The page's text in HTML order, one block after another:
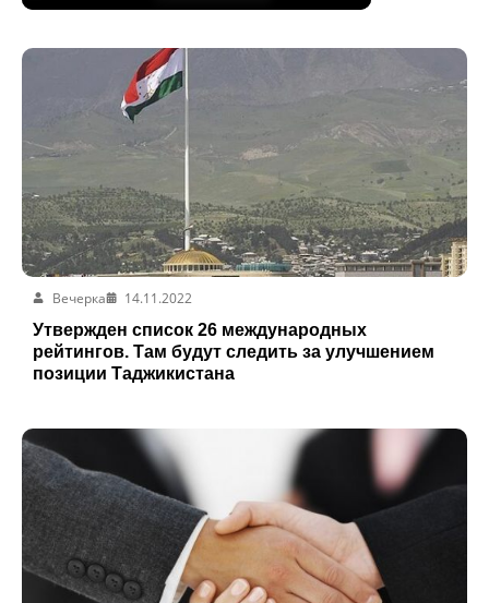
Вечерка
14.11.2022
Утвержден список 26 международных
рейтингов. Там будут следить за улучшением
позиции Таджикистана